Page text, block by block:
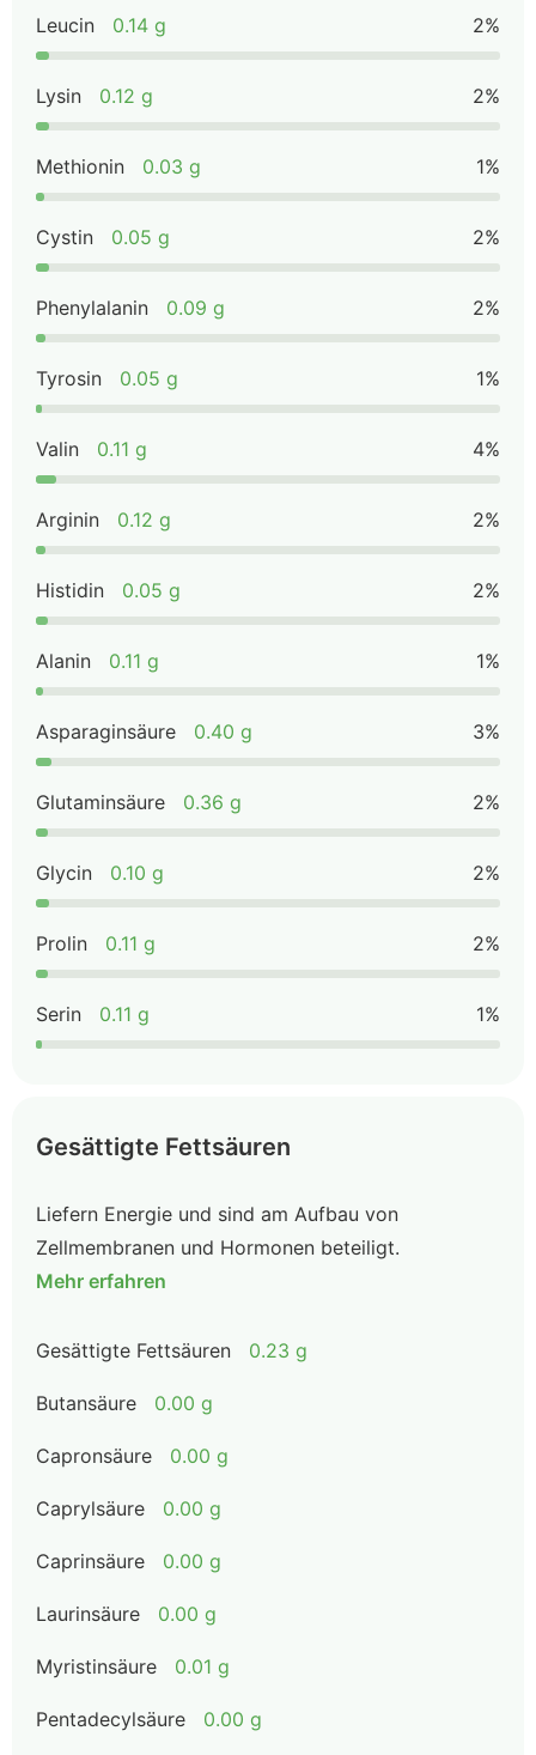
Leucin 0.14 g 2%
Lysin 0.12 g 2%
Methionin 0.03 g 1%
Cystin 0.05 g 2%
Phenylalanin 0.09 g 2%
Tyrosin 0.05 g 1%
Valin 0.11 g 4%
Arginin 0.12 g 2%
Histidin 0.05 g 2%
Alanin 0.11 g 1%
Asparaginsäure 0.40 g 3%
Glutaminsäure 0.36 g 2%
Glycin 0.10 g 2%
Prolin 0.11 g 2%
Serin 0.11 g 1%
Gesättigte Fettsäuren
Liefern Energie und sind am Aufbau von
Zellmembranen und Hormonen beteiligt.
Mehr erfahren
Gesättigte Fettsäuren 0.23 g
Butansäure 0.00 g
Capronsäure 0.00 g
Caprylsäure 0.00 g
Caprinsäure 0.00 g
Laurinsäure 0.00 g
Myristinsäure 0.01 g
Pentadecylsäure 0.00 g